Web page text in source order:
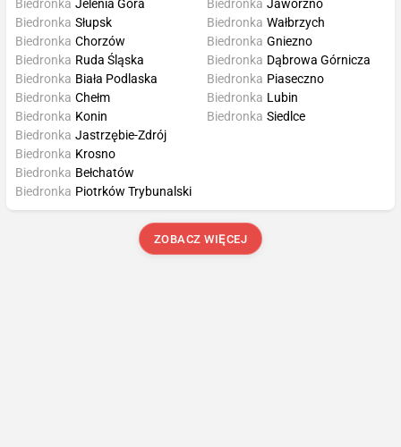
Biedronka Jelenia Góra
Biedronka Słupsk
Biedronka Chorzów
Biedronka Jaworzno
Biedronka Wałbrzych
Biedronka Gniezno
Biedronka Ruda Śląska
Biedronka Biała Podlaska
Biedronka Chełm
Biedronka Konin
Biedronka Dąbrowa Górnicza
Biedronka Piaseczno
Biedronka Lubin
Biedronka Siedlce
Biedronka Jastrzębie-Zdrój
Biedronka Krosno
Biedronka Bełchatów
Biedronka Piotrków Trybunalski
ZOBACZ WIĘCEJ